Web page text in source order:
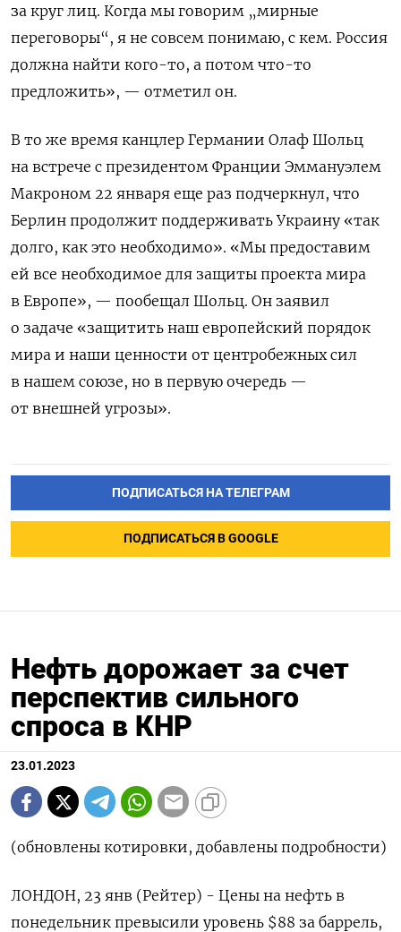
за круг лиц. Когда мы говорим „мирные
переговоры“, я не совсем понимаю, с кем. Россия
должна найти кого-то, а потом что-то
предложить», — отметил он.
В то же время канцлер Германии Олаф Шольц
на встрече с президентом Франции Эммануэлем
Макроном 22 января еще раз подчеркнул, что
Берлин продолжит поддерживать Украину «так
долго, как это необходимо». «Мы предоставим
ей все необходимое для защиты проекта мира
в Европе», — пообещал Шольц. Он заявил
о задаче «защитить наш европейский порядок
мира и наши ценности от центробежных сил
в нашем союзе, но в первую очередь —
от внешней угрозы».
ПОДПИСАТЬСЯ НА ТЕЛЕГРАМ
ПОДПИСАТЬСЯ В GOOGLE
Нефть дорожает за счет
перспектив сильного
спроса в КНР
23.01.2023
(обновлены котировки, добавлены подробности)
ЛОНДОН, 23 янв (Рейтер) - Цены на нефть в
понедельник превысили уровень $88 за баррель,